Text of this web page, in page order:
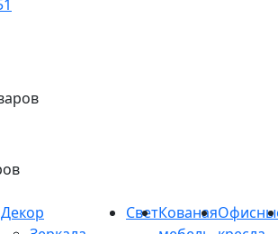
Декор
СветКованая